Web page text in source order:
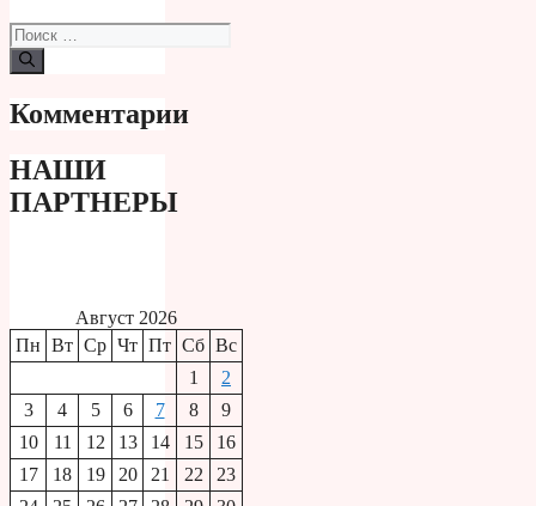
Поиск:
Комментарии
НАШИ
ПАРТНЕРЫ
Август 2026
Пн Вт Ср Чт Пт Сб Вс
1
2
3
4 5 6 7 8
9
10
11 12 13 14 15
16
17
18 19 20 21 22
23